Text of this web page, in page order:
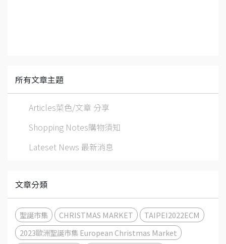
所有文章主題
Articles菜色/文章 分享
Shopping Notes購物須知
Lateset News 最新消息
文章分類
聖誕市集 CHRISTMAS MARKET
TAIPEI2022ECM
2023歐洲聖誕市集 European Christmas Market